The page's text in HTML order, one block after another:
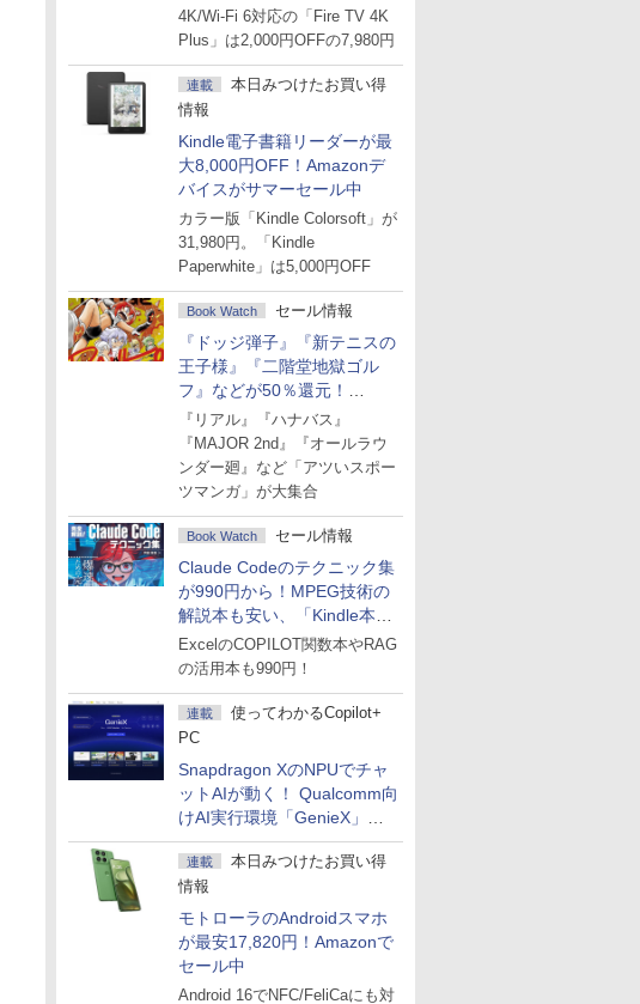
4K/Wi-Fi 6対応の「Fire TV 4K
Plus」は2,000円OFFの7,980円
連載
本日みつけたお買い得
情報
Kindle電子書籍リーダーが最
大8,000円OFF！Amazonデ
バイスがサマーセール中
カラー版「Kindle Colorsoft」が
31,980円。「Kindle
Paperwhite」は5,000円OFF
Book Watch セール情報
『ドッジ弾子』『新テニスの
王子様』『二階堂地獄ゴル
フ』などが50％還元！
Amazonマンガ週末セール
『リアル』『ハナバス』
『MAJOR 2nd』『オールラウ
ンダー廻』など「アツいスポー
ツマンガ」が大集合
Book Watch セール情報
Claude Codeのテクニック集
が990円から！MPEG技術の
解説本も安い、「Kindle本サ
マーセール」第2弾開始！
ExcelのCOPILOT関数本やRAG
の活用本も990円！
連載
使ってわかるCopilot+
PC
Snapdragon XのNPUでチャ
ットAIが動く！ Qualcomm向
けAI実行環境「GenieX」を
試してみた
連載
本日みつけたお買い得
情報
モトローラのAndroidスマホ
が最安17,820円！Amazonで
セール中
Android 16でNFC/FeliCaにも対